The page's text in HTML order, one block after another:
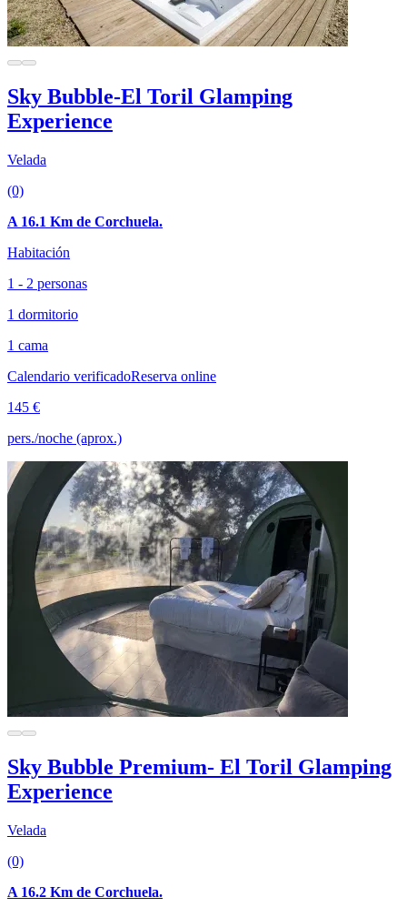
Sky Bubble-El Toril Glamping
Experience
Velada
(0)
A 16.1 Km de Corchuela.
Habitación
1 - 2 personas
1 dormitorio
1 cama
Calendario verificadoReserva online
145 €
pers./noche (aprox.)
Sky Bubble Premium- El Toril Glamping
Experience
Velada
(0)
A 16.2 Km de Corchuela.